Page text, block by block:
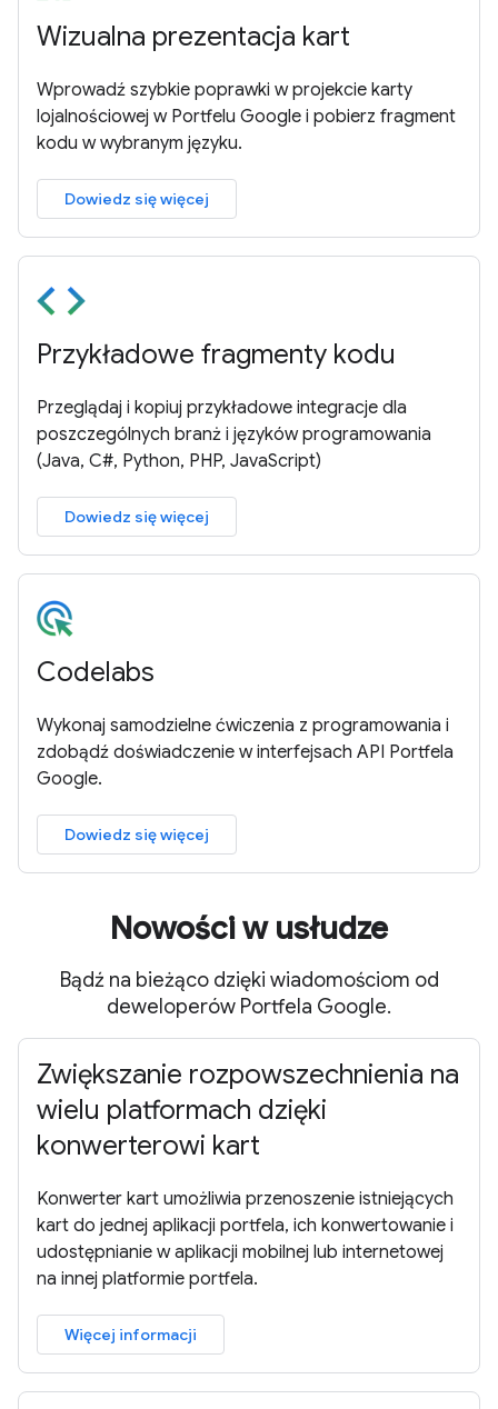
Wizualna prezentacja kart
Wprowadź szybkie poprawki w projekcie karty
lojalnościowej w Portfelu Google i pobierz fragment
kodu w wybranym języku.
Dowiedz się więcej
Przykładowe fragmenty kodu
Przeglądaj i kopiuj przykładowe integracje dla
poszczególnych branż i języków programowania
(Java, C#, Python, PHP, JavaScript)
Dowiedz się więcej
Codelabs
Wykonaj samodzielne ćwiczenia z programowania i
zdobądź doświadczenie w interfejsach API Portfela
Google.
Dowiedz się więcej
Nowości w usłudze
Bądź na bieżąco dzięki wiadomościom od
deweloperów Portfela Google.
Zwiększanie rozpowszechnienia na
wielu platformach dzięki
konwerterowi kart
Konwerter kart umożliwia przenoszenie istniejących
kart do jednej aplikacji portfela, ich konwertowanie i
udostępnianie w aplikacji mobilnej lub internetowej
na innej platformie portfela.
Więcej informacji